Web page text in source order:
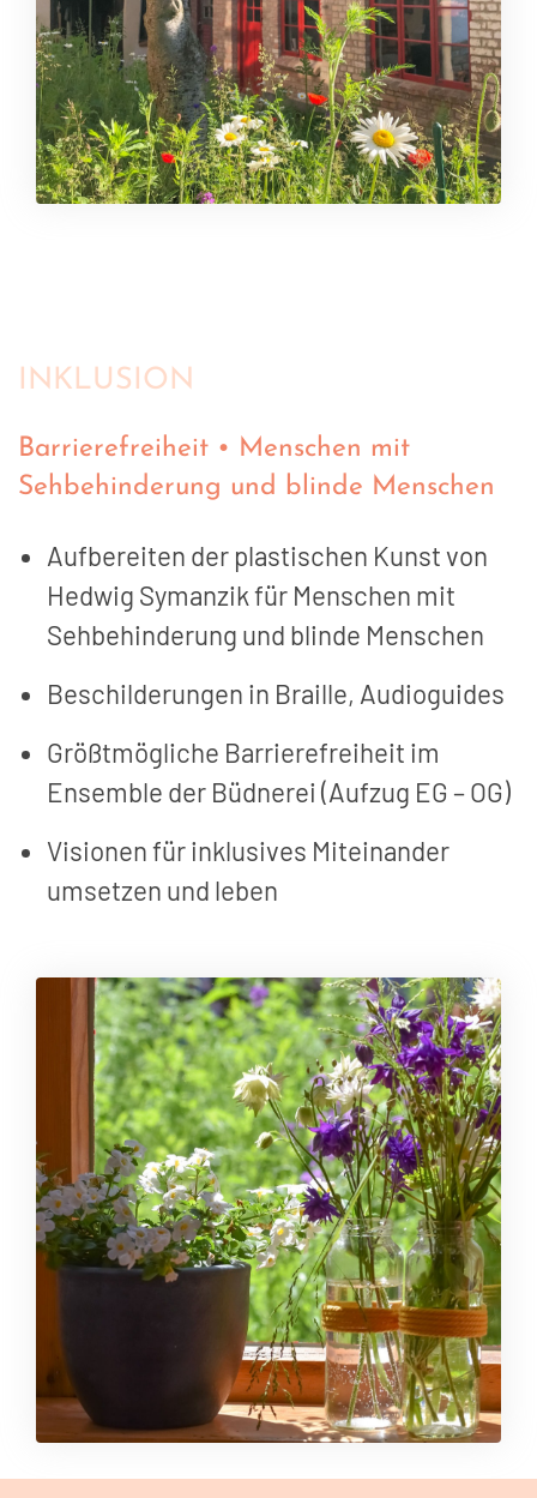
INKLUSION
Barrierefreiheit • Menschen mit
Sehbehinderung und blinde Menschen
Aufbereiten der plastischen Kunst von
Hedwig Symanzik für Menschen mit
Sehbehinderung und blinde Menschen
Beschilderungen in Braille, Audioguides
Größtmögliche Barrierefreiheit im
Ensemble der Büdnerei (Aufzug EG – OG)
Visionen für inklusives Miteinander
umsetzen und leben